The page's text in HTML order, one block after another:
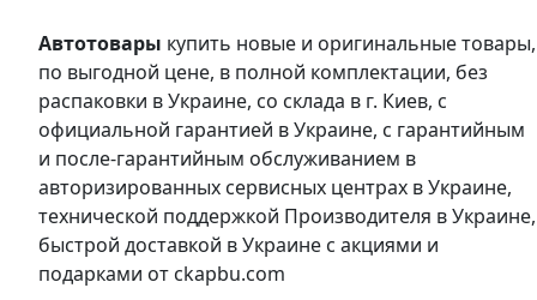
Автотовары купить новые и оригинальные товары,
по выгодной цене, в полной комплектации, без
распаковки в Украине, со склада в г. Киев, с
официальной гарантией в Украине, с гарантийным
и после-гарантийным обслуживанием в
авторизированных сервисных центрах в Украине,
технической поддержкой Производителя в Украине,
быстрой доставкой в Украине с акциями и
подарками от ckapbu.com